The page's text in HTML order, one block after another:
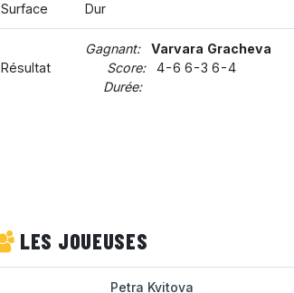
Surface Dur
Résultat
Gagnant:
Varvara Gracheva
Score:4-6 6-3 6-4
Durée:
LES JOUEUSES
Petra Kvitova